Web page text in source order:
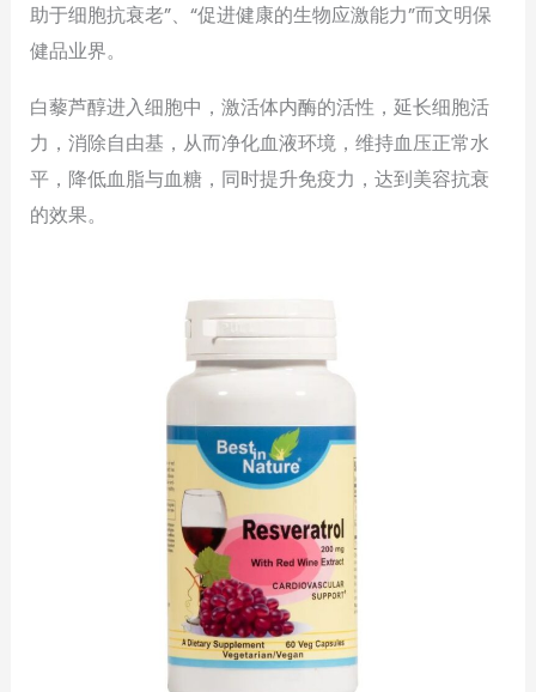
助于细胞抗衰老”、“促进健康的生物应激能力”而文明保
健品业界。
白藜芦醇进入细胞中，激活体内酶的活性，延长细胞活
力，消除自由基，从而净化血液环境，维持血压正常水
平，降低血脂与血糖，同时提升免疫力，达到美容抗衰
的效果。